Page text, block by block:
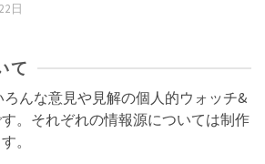
日
て
ろんな意見や見解の個人的ウォッチ&
。それぞれの情報源については制作
。